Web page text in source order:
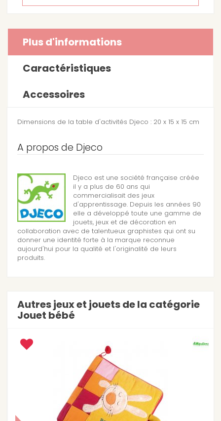
Plus d'informations
Caractéristiques
Accessoires
Dimensions de la table d'activités Djeco : 20 x 15 x 15 cm
A propos de Djeco
Djeco est une société française créée
il y a plus de 60 ans qui
commercialisait des jeux
d'apprentissage. Depuis les années 90
elle a développé toute une gamme de
jouets, jeux et de décoration en
collaboration avec de talentueux graphistes qui ont su
donner une identité forte à la marque reconnue
aujourd'hui pour la qualité et l'originalité de leurs
produits.
Autres jeux et jouets de la catégorie
Jouet bébé